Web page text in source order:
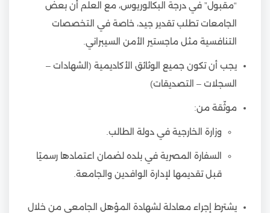
“مقبول” في درجة البكالوريوس، مع العلم أن بعض
الجامعات تطلب تقدير جيد، خاصة في التخصصات
التنافسية مثل ماجستير الأمن السيبراني.
يجب أن تكون جميع الوثائق الأكاديمية (الشهادات –
السجلات – التصديقات)
موثّقة من:
وزارة الخارجية في دولة الطالب.
السفارة المصرية في بلده لضمان اعتمادها رسميًا
قبل تقديمها لإدارة الوافدين والجامعة.
يشترط إجراء معادلة لشهادة المؤهل الجامعي من خلال